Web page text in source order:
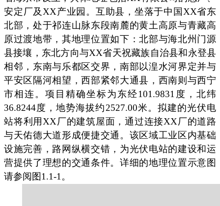
安定厂及XX产业园。互助县，坐落于中国XX省东
北部，处于祁连山脉东段南麓的黄土高原与青藏高
原过渡地带，其地理位置如下：北部与海北州门源
县接壤，东北方向与XX省天祝藏族自治县和永登县
相邻，东南与乐都区交界，南部以湟水河界定并与
平安区隔河相望，西部紧邻大通县，西南则与西宁
市相连。项目精确坐标为东经101.9831度，北纬
36.8244度，地势海拔约2527.00米。拟建的光伏电
站将利用XX厂的建筑屋面，通过连接XX厂的道路
与天佑德大道形成便捷交通。该区域工业区内基础
设施完善，路网纵横交错，为光伏电站的建设和运
营提供了理想的交通条件。详细的地理位置示意图
请参阅图1.1-1。